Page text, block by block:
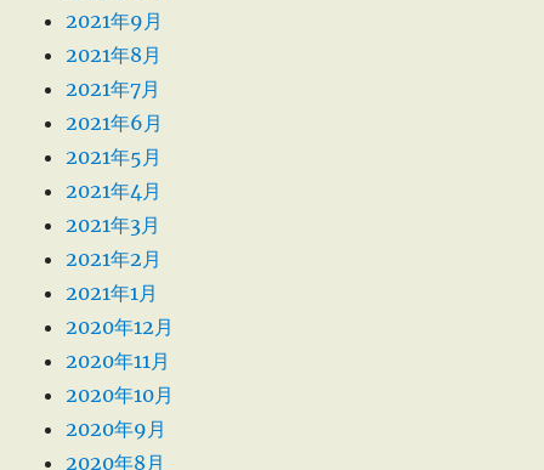
2021年9月
2021年8月
2021年7月
2021年6月
2021年5月
2021年4月
2021年3月
2021年2月
2021年1月
2020年12月
2020年11月
2020年10月
2020年9月
2020年8月